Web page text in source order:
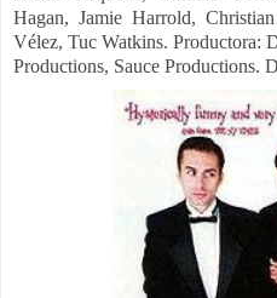
Hagan, Jamie Harrold,
Vélez, Tuc Watkins. Productora:
Productions, Sauce Productions.